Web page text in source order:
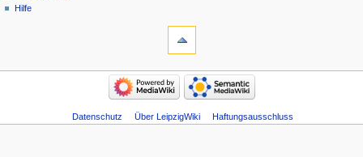
Hilfe
Datenschutz Über LeipzigWiki Haftungsausschluss